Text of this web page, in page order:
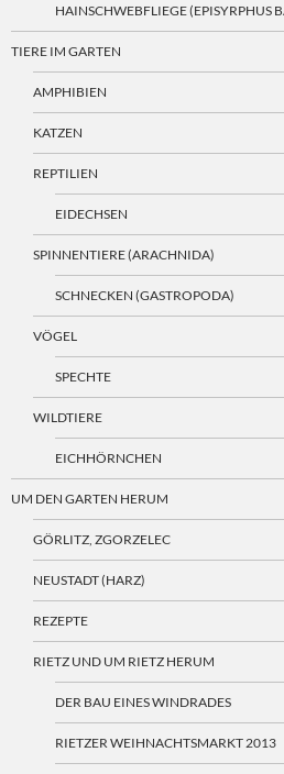
HAINSCHWEBFLIEGE (EPISYRPHUS
TIERE IM GARTEN
AMPHIBIEN
KATZEN
REPTILIEN
EIDECHSEN
SPINNENTIERE (ARACHNIDA)
SCHNECKEN (GASTROPODA)
VÖGEL
SPECHTE
WILDTIERE
EICHHÖRNCHEN
UM DEN GARTEN HERUM
GÖRLITZ, ZGORZELEC
NEUSTADT (HARZ)
REZEPTE
RIETZ UND UM RIETZ HERUM
DER BAU EINES WINDRADES
RIETZER WEIHNACHTSMARKT 2013